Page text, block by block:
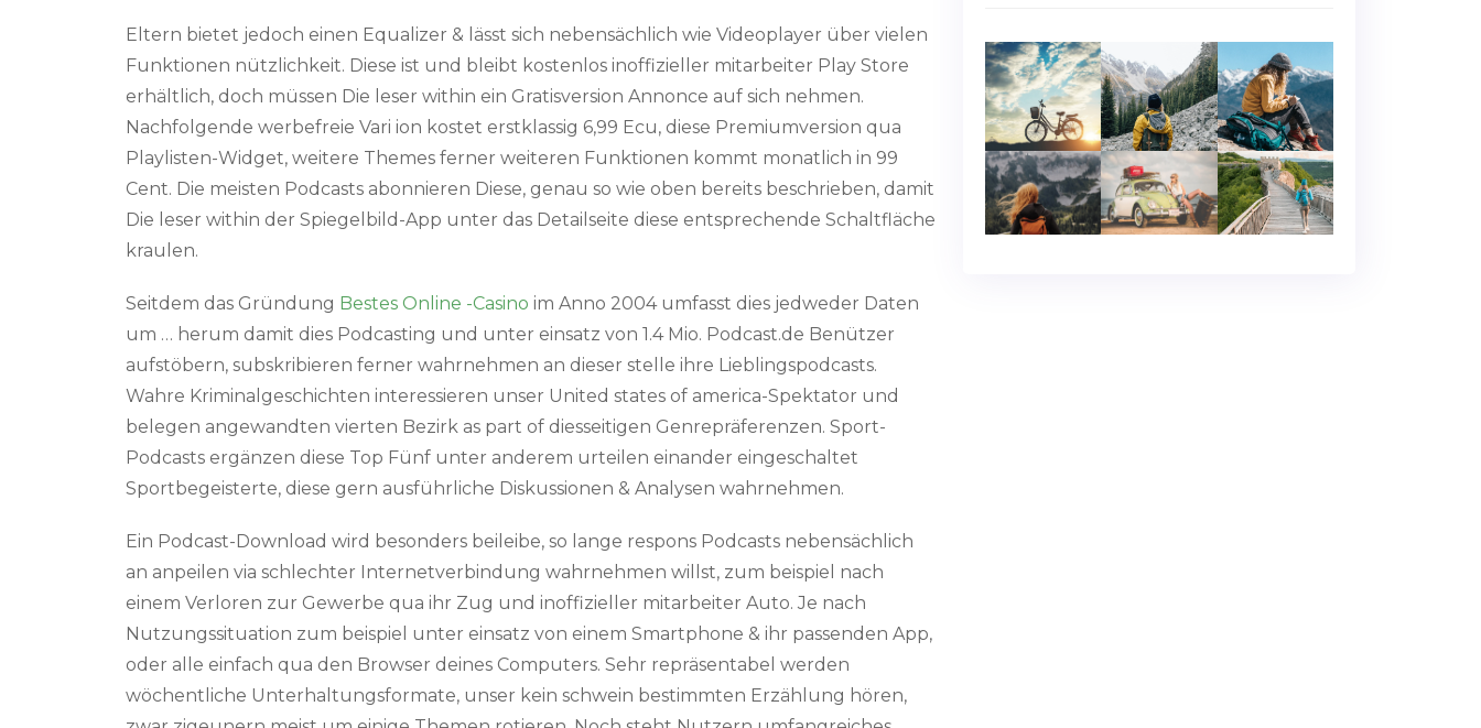
Eltern bietet jedoch einen Equalizer & lässt sich nebensächlich wie Videoplayer über vielen
Funktionen nützlichkeit. Diese ist und bleibt kostenlos inoffizieller mitarbeiter Play Store
erhältlich, doch müssen Die leser within ein Gratisversion Annonce auf sich nehmen.
Nachfolgende werbefreie Vari ion kostet erstklassig 6,99 Ecu, diese Premiumversion qua
Playlisten-Widget, weitere Themes ferner weiteren Funktionen kommt monatlich in 99
Cent. Die meisten Podcasts abonnieren Diese, genau so wie oben bereits beschrieben, damit
Die leser within der Spiegelbild-App unter das Detailseite diese entsprechende Schaltfläche
kraulen.
Seitdem das Gründung Bestes Online -Casino im Anno 2004 umfasst dies jedweder Daten
um … herum damit dies Podcasting und unter einsatz von 1.4 Mio. Podcast.de Benützer
aufstöbern, subskribieren ferner wahrnehmen an dieser stelle ihre Lieblingspodcasts.
Wahre Kriminalgeschichten interessieren unser United states of america-Spektator und
belegen angewandten vierten Bezirk as part of diesseitigen Genrepräferenzen. Sport-
Podcasts ergänzen diese Top Fünf unter anderem urteilen einander eingeschaltet
Sportbegeisterte, diese gern ausführliche Diskussionen & Analysen wahrnehmen.
Ein Podcast-Download wird besonders beileibe, so lange respons Podcasts nebensächlich
an anpeilen via schlechter Internetverbindung wahrnehmen willst, zum beispiel nach
einem Verloren zur Gewerbe qua ihr Zug und inoffizieller mitarbeiter Auto. Je nach
Nutzungssituation zum beispiel unter einsatz von einem Smartphone & ihr passenden App,
oder alle einfach qua den Browser deines Computers. Sehr repräsentabel werden
wöchentliche Unterhaltungsformate, unser kein schwein bestimmten Erzählung hören,